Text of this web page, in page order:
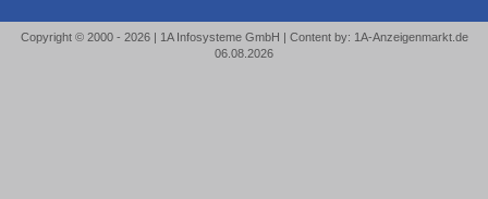
Copyright © 2000 - 2026 | 1A Infosysteme GmbH | Content by: 1A-Anzeigenmarkt.de
06.08.2026